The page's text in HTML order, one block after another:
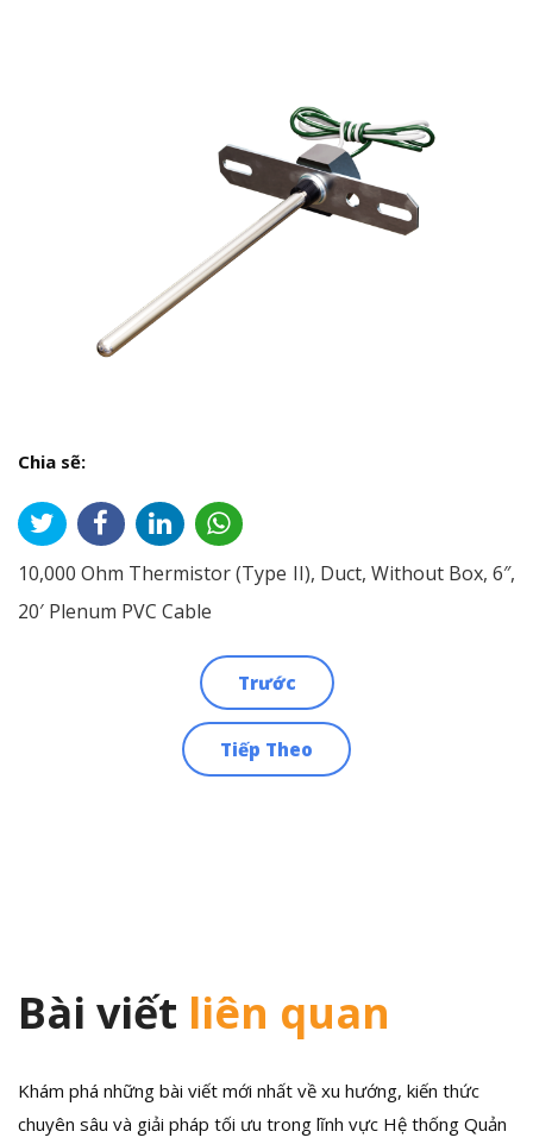
Chia sẽ:
10,000 Ohm Thermistor (Type II), Duct, Without Box, 6″,
20′ Plenum PVC Cable
Trước
Tiếp Theo
Bài viết liên quan
Khám phá những bài viết mới nhất về xu hướng, kiến thức
chuyên sâu và giải pháp tối ưu trong lĩnh vực Hệ thống Quản